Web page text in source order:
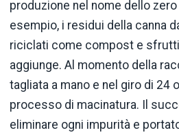
produzione nel nome dello
esempio, i residui della canna
riciclati come compost e
aggiunge. Al momento della
tagliata a mano e nel giro di 24
processo di macinatura. Il
eliminare ogni impurità e